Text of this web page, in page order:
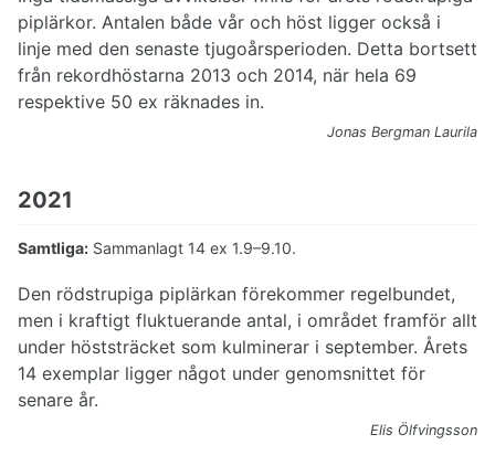
piplärkor. Antalen både vår och höst ligger också i
linje med den senaste tjugoårsperioden. Detta bortsett
från rekordhöstarna 2013 och 2014, när hela 69
respektive 50 ex räknades in.
Jonas Bergman Laurila
2021
Samtliga: Sammanlagt 14 ex 1.9–9.10.
Den rödstrupiga piplärkan förekommer regelbundet,
men i kraftigt fluktuerande antal, i området framför allt
under höststräcket som kulminerar i september. Årets
14 exemplar ligger något under genomsnittet för
senare år.
Elis Ölfvingsson